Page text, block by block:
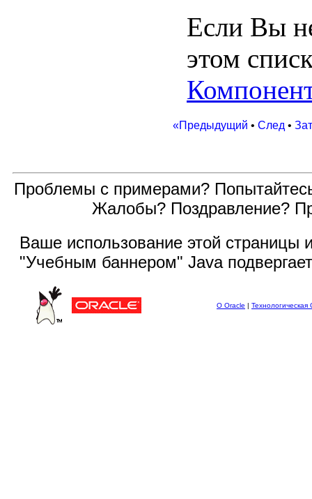
Если Вы
этом
«Предыдущий • След •
Проблемы с примерами?
Жалобы? Поздравление?
Ваше использование этой страницы
"Учебным баннером" Java
О Oracle | Технологическая